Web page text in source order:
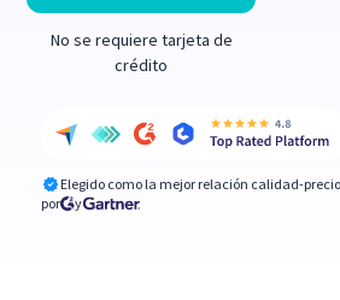
No se requiere tarjeta de
crédito
Elegido como la mejor relación calidad-
por
y